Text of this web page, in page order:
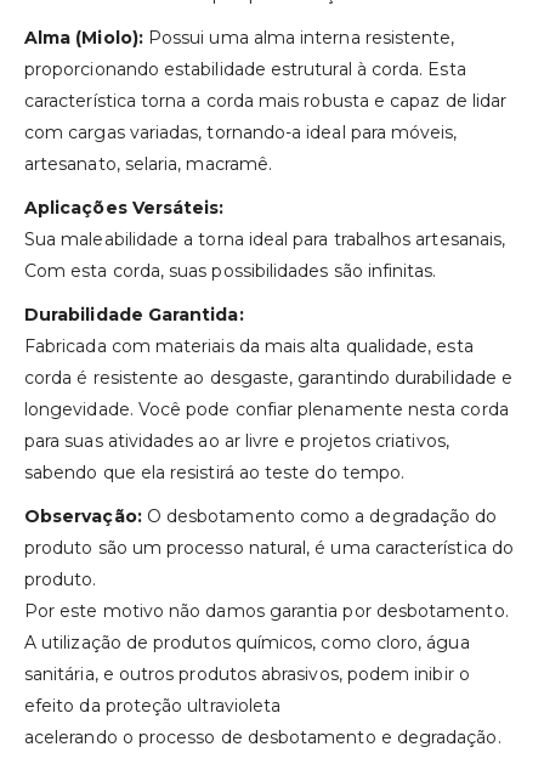
Alma (Miolo):Possui uma alma interna resistente,
proporcionando estabilidade estrutural à corda. Esta
característica torna a corda mais robusta e capaz de lidar
com cargas variadas, tornando-a ideal para móveis,
artesanato, selaria, macramê.
Aplicações Versáteis:
Sua maleabilidade a torna ideal para trabalhos artesanais,
Com esta corda, suas possibilidades são infinitas.
Durabilidade Garantida:
Fabricada com materiais da mais alta qualidade, esta
corda é resistente ao desgaste, garantindo durabilidade e
longevidade. Você pode confiar plenamente nesta corda
para suas atividades ao ar livre e projetos criativos,
sabendo que ela resistirá ao teste do tempo.
Observação:O desbotamento como a degradação do
produto são um processo natural, é uma característica do
produto.
Por este motivo não damos garantia por desbotamento.
A utilização de produtos químicos, como cloro, água
sanitária, e outros produtos abrasivos, podem inibir o
efeito da proteção ultravioleta
acelerando o processo de desbotamento e degradação.